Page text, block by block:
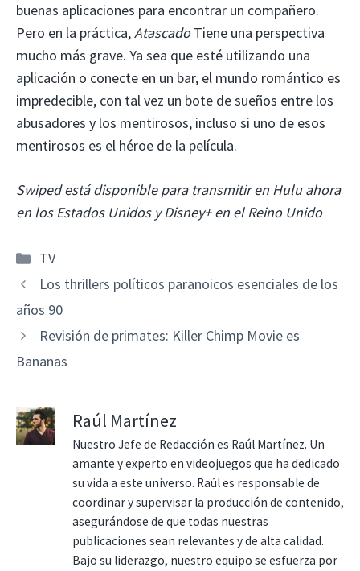
buenas aplicaciones para encontrar un compañero.
Pero en la práctica,AtascadoTiene una perspectiva
mucho más grave. Ya sea que esté utilizando una
aplicación o conecte en un bar, el mundo romántico es
impredecible, con tal vez un bote de sueños entre los
abusadores y los mentirosos, incluso si uno de esos
mentirosos es el héroe de la película.
Swiped está disponible para transmitir en Hulu ahora
en los Estados Unidos y Disney+ en el Reino Unido
Categorías
TV
Los thrillers políticos paranoicos esenciales de los
años 90
Revisión de primates: Killer Chimp Movie es
Bananas
Raúl Martínez
Nuestro Jefe de Redacción es Raúl Martínez. Un
amante y experto en videojuegos que ha dedicado
su vida a este universo. Raúl es responsable de
coordinar y supervisar la producción de contenido,
asegurándose de que todas nuestras
publicaciones sean relevantes y de alta calidad.
Bajo su liderazgo, nuestro equipo se esfuerza por